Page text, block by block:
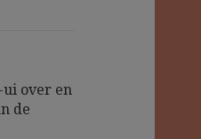
over en
de